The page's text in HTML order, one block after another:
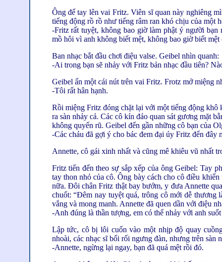
Ông để tay lên vai Fritz. Viên sĩ quan này nghiêng
tiếng động rồ rồ như tiếng râm ran khó chịu của một
-Fritz rất tuyệt, không bao giờ làm phật ý người
mồ hôi vì anh không biết mệt, không bao giờ biết mệt
Ban nhạc bắt đầu chơi điệu valse. Geibel nhìn quanh:
-Ai trong bạn sẽ nhảy với Fritz bản nhạc đầu tiên?
Geibel ấn một cái nút trên vai Fritz. Frotz mở miệng
-Tôi rất hân hạnh.
Rồi miệng Fritz đóng chặt lại với một tiếng động
ra sàn nhảy cả. Các cô kín đáo quan sát gương mặt
không quyến rũ. Geibel đến gần những cô bạn của
-Các cháu đã gợi ý cho bác đem đại úy Fritz đến đây
Annette, cô gái xinh nhất và cũng mê khiêu vũ nhất
Fritz tiến đến theo sự sắp xếp của ông Geibel: Tay
tay thon nhỏ của cô. Ông bày cách cho cô điều
nữa. Đôi chân Fritz thật bay bướm, y đưa Annette
chuốt: “Đêm nay tuyệt quá, trông cô mới dễ
vắng và mong manh. Annette đã quen dần với điệu
-Anh đúng là thần tượng, em có thể nhảy với anh
Lập tức, cô bị lôi cuốn vào một nhịp độ quay
nhoài, các nhạc sĩ bối rối ngưng đàn, nhưng trên sàn
-Annette, ngừng lại ngay, bạn đã quá mệt rồi đó.